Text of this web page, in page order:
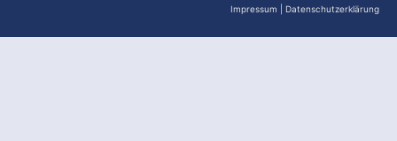
Impressum Datenschutzerklärung